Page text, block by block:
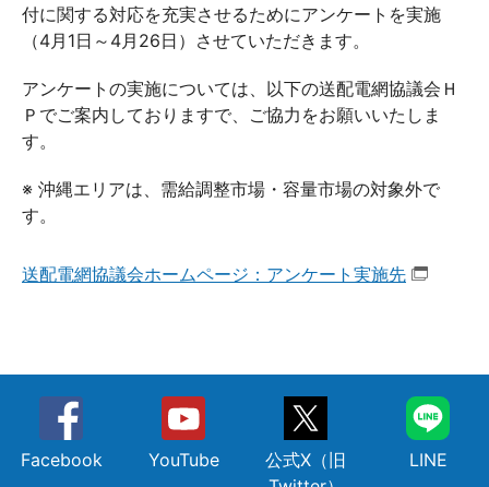
付に関する対応を充実させるためにアンケートを実施
（4月1日～4月26日）させていただきます。
アンケートの実施については、以下の送配電網協議会Ｈ
Ｐでご案内しておりますで、ご協力をお願いいたしま
す。
※ 沖縄エリアは、需給調整市場・容量市場の対象外で
す。
送配電網協議会ホームページ：アンケート実施先
Facebook YouTube
公式X（旧
LINE